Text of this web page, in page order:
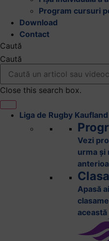
Program cursuri
Download
Contact
Caută
Caută
Close this search box.
Liga de Rugby Kaufland
Vezi
urma și
Apasă
această